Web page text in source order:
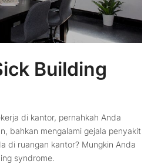
Building
di kantor, pernahkah Anda
bahkan mengalami gejala penyakit
di ruangan kantor? Mungkin Anda
syndrome.